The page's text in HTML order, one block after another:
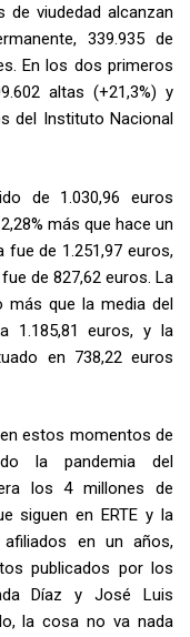
de viudedad alcanzan
339.935 de
En los dos primeros
altas (+21,3%) y
del Instituto Nacional
de 1.030,96 euros
más que hace un
de 1.251,97 euros,
de 827,62 euros. La
más que la media del
1.185,81 euros, y la
en 738,22 euros
estos momentos de
la pandemia del
los 4 millones de
siguen en ERTE y la
afiliados en un años,
publicados por los
Díaz y José Luis
la cosa no va nada